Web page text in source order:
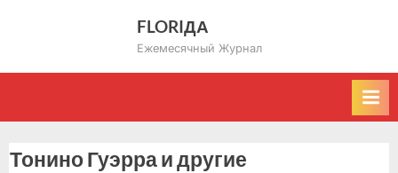
FLORIДА
Ежемесячный Журнал
Тонино Гуэрра и другие